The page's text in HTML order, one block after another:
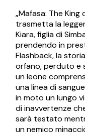
„Mafasa: The King
trasmetta la
Kiara, figlia di
prendendo in
Flashback, la
orfano, perduto e
un leone
una linea di
in moto un lungo
di inavvertenze
sarà testato
un nemico